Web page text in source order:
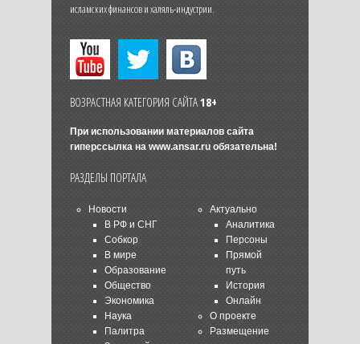
исламских финансов и халяль-индустрии.
ВОЗРАСТНАЯ КАТЕГОРИЯ САЙТА18+
При использовании материалов сайта
гиперссылка на www.ansar.ruобязательна!
РАЗДЕЛЫ ПОРТАЛА
Новости
В РФ и СНГ
Собкор
В мире
Образование
Общество
Экономика
Наука
Палитра
Актуально
Аналитика
Персоны
Прямой
путь
История
Онлайн
О проекте
Размещение